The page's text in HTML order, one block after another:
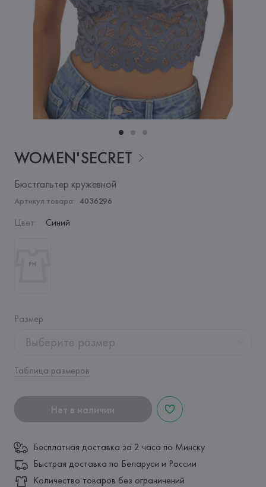
WOMEN'SECRET
Бюстгальтер кружевной
Артикул товара: 4036296
Цвет: Синий
Размер:
Выберите размер
Таблица размеров
Нет в наличии
Бесплатная доставка за 2 часа по Минску
Быстрая доставка по Беларуси и России
Количество товаров без ограничений